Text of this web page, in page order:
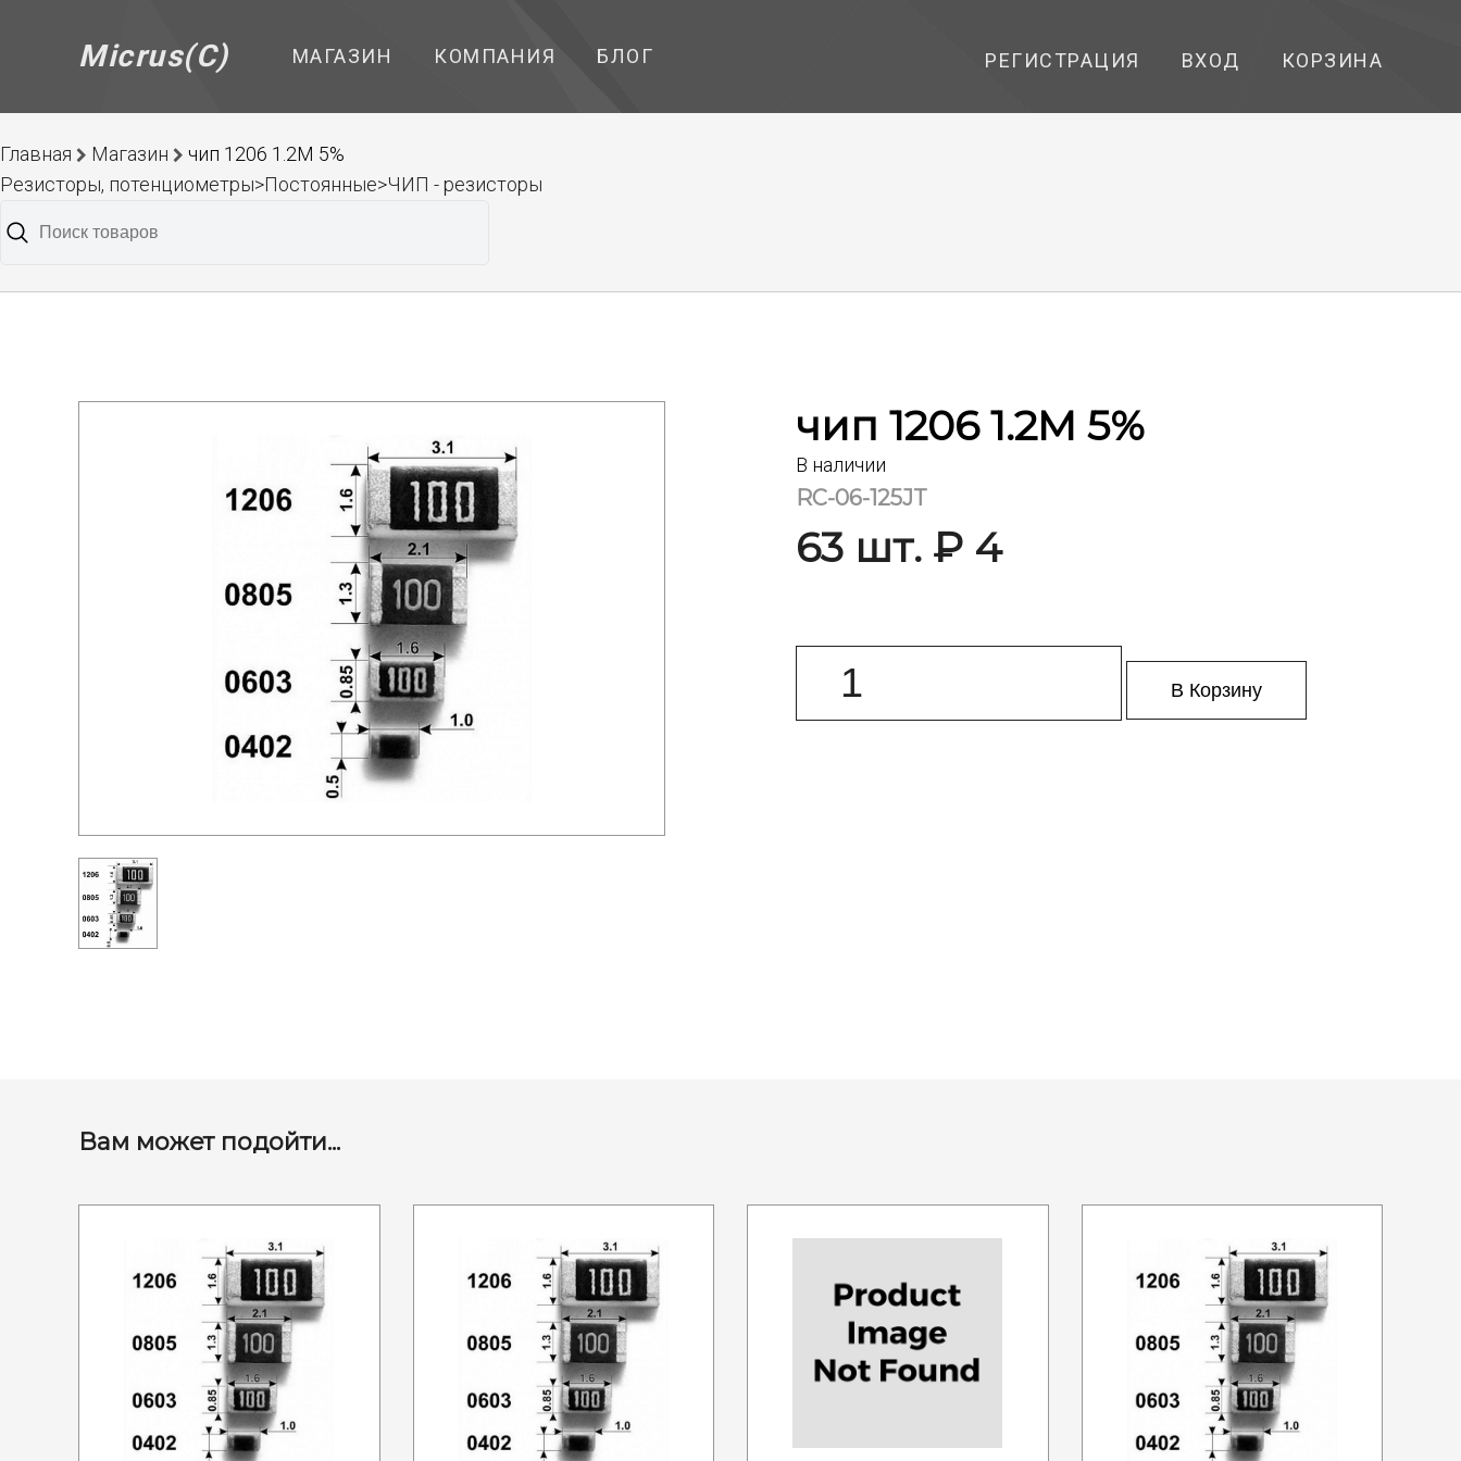
Micrus(C) МАГАЗИН КОМПАНИЯ БЛОГ РЕГИСТРАЦИЯ ВХОД КОРЗИНА
Главная Магазин
чип 1206 1.2M 5%
Резисторы, потенциометры>Постоянные>ЧИП - резисторы
чип 1206 1.2M 5%
В наличии
RC-06-125JT
63 шт. ₽ 4
В Корзину
Вам может подойти...